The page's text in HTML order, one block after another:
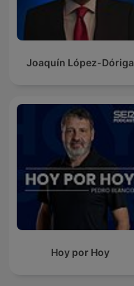
Joaquín López-Dóriga
Hoy por Hoy